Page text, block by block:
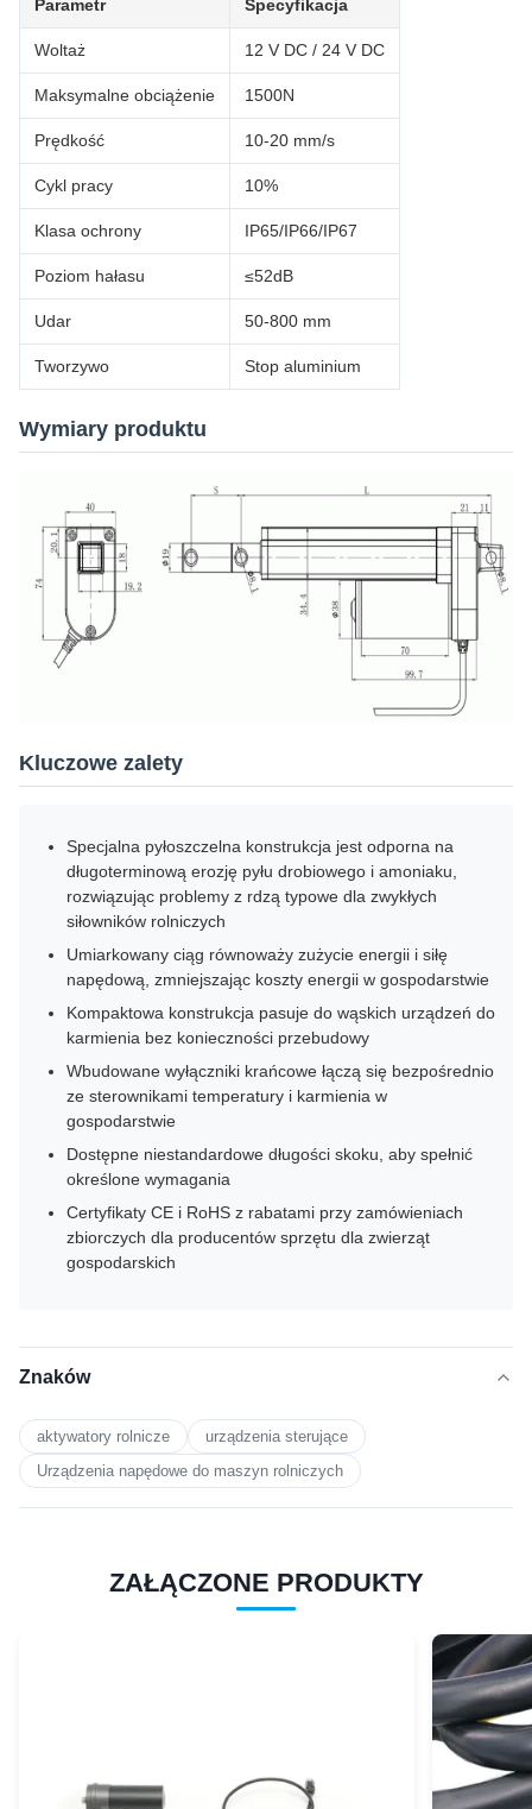
Parametr Specyfikacja
Woltaż 12 V DC / 24 V DC
Maksymalne obciążenie 1500N
Prędkość 10-20 mm/s
Cykl pracy 10%
Klasa ochrony IP65/IP66/IP67
Poziom hałasu ≤52dB
Udar 50-800 mm
Tworzywo Stop aluminium
Wymiary produktu
Kluczowe zalety
Specjalna pyłoszczelna konstrukcja jest odporna na
długoterminową erozję pyłu drobiowego i amoniaku,
rozwiązując problemy z rdzą typowe dla zwykłych
siłowników rolniczych
Umiarkowany ciąg równoważy zużycie energii i siłę
napędową, zmniejszając koszty energii w gospodarstwie
Kompaktowa konstrukcja pasuje do wąskich urządzeń do
karmienia bez konieczności przebudowy
Wbudowane wyłączniki krańcowe łączą się bezpośrednio
ze sterownikami temperatury i karmienia w
gospodarstwie
Dostępne niestandardowe długości skoku, aby spełnić
określone wymagania
Certyfikaty CE i RoHS z rabatami przy zamówieniach
zbiorczych dla producentów sprzętu dla zwierząt
gospodarskich
Znaków
aktywatory rolnicze
urządzenia sterujące
Urządzenia napędowe do maszyn rolniczych
ZAŁĄCZONE PRODUKTY